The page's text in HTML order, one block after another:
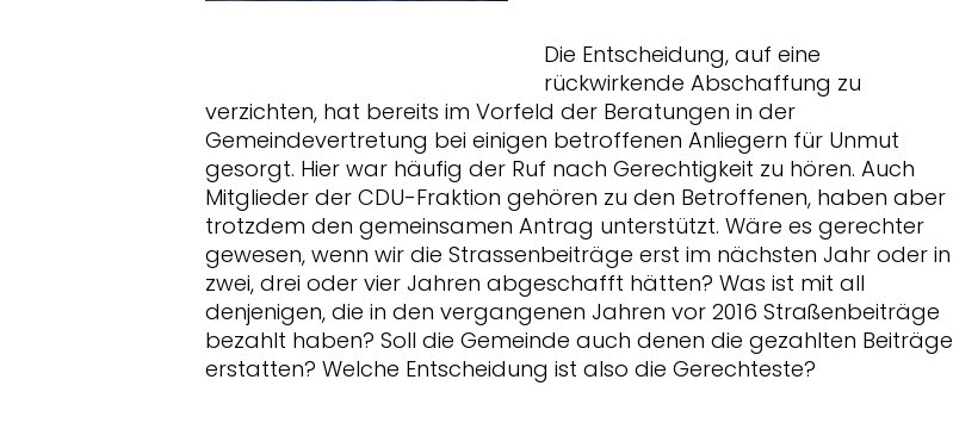
Die Entscheidung, auf eine
rückwirkende Abschaffung zu
verzichten, hat bereits im Vorfeld der Beratungen in der
Gemeindevertretung bei einigen betroffenen Anliegern für Unmut
gesorgt. Hier war häufig der Ruf nach Gerechtigkeit zu hören. Auch
Mitglieder der CDU-Fraktion gehören zu den Betroffenen, haben aber
trotzdem den gemeinsamen Antrag unterstützt. Wäre es gerechter
gewesen, wenn wir die Strassenbeiträge erst im nächsten Jahr oder in
zwei, drei oder vier Jahren abgeschafft hätten? Was ist mit all
denjenigen, die in den vergangenen Jahren vor 2016 Straßenbeiträge
bezahlt haben? Soll die Gemeinde auch denen die gezahlten Beiträge
erstatten? Welche Entscheidung ist also die Gerechteste?